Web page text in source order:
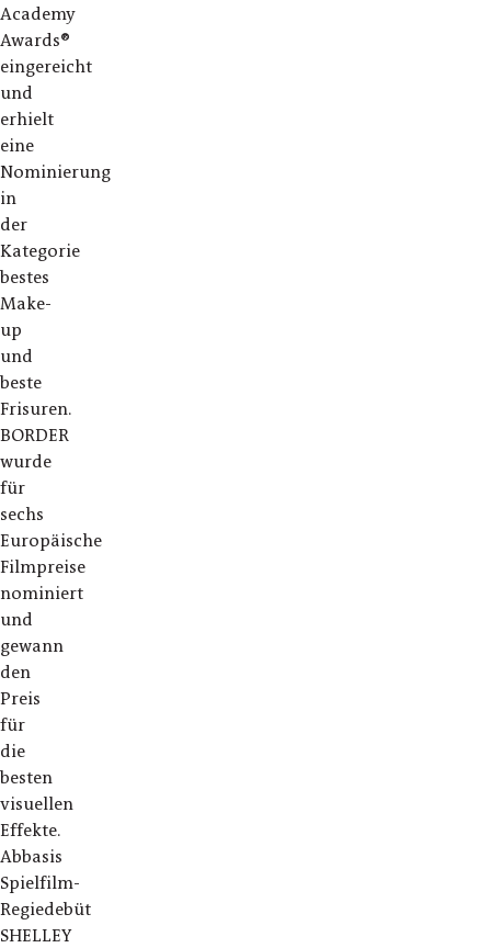
Academy
Awards®
eingereicht
und
erhielt
eine
Nominierung
in
der
Kategorie
bestes
Make-
up
und
beste
Frisuren.
BORDER
wurde
für
sechs
Europäische
Filmpreise
nominiert
und
gewann
den
Preis
für
die
besten
visuellen
Effekte.
Abbasis
Spielfilm-
Regiedebüt
SHELLEY